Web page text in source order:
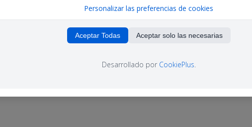
Personalizar las preferencias de cookies
Aceptar Todas Aceptar solo las necesarias
Desarrollado por CookiePlus.